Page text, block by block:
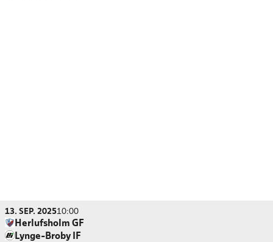
13. SEP. 202510:00
Herlufsholm GF
Lynge-Broby IF